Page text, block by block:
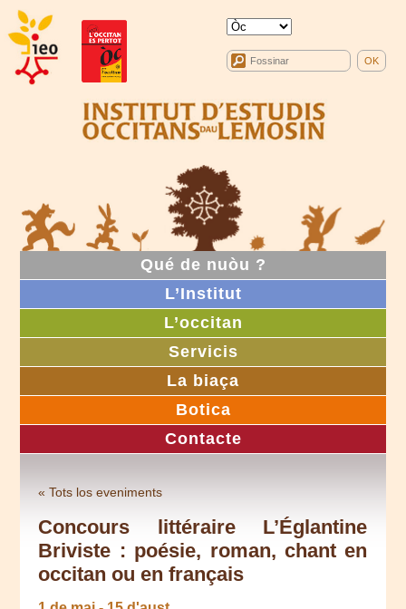
Qué de nuòu ?
L’Institut
L’occitan
Servicis
La biaça
Botica
Contacte
« Tots los eveniments
Concours littéraire L’Églantine
Briviste : poésie, roman, chant en
occitan ou en français